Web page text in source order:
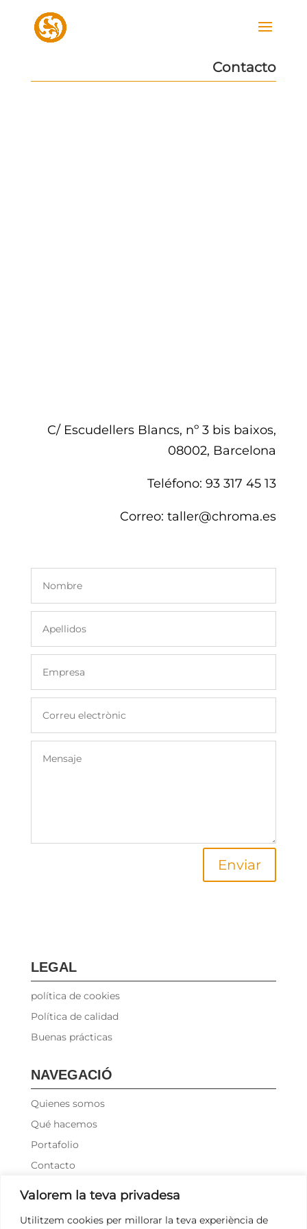
Valorem la teva privadesa
Utilitzem cookies per millorar la teva experiència de
Contacto
C/ Escudellers Blancs, nº 3 bis baixos,
08002, Barcelona
Teléfono: 93 317 45 13
Correo:taller@chroma.es
Enviar
LEGAL
política de cookies
Política de calidad
Buenas prácticas
NAVEGACIÓ
Quienes somos
Qué hacemos
Portafolio
Contacto
CONTACTE